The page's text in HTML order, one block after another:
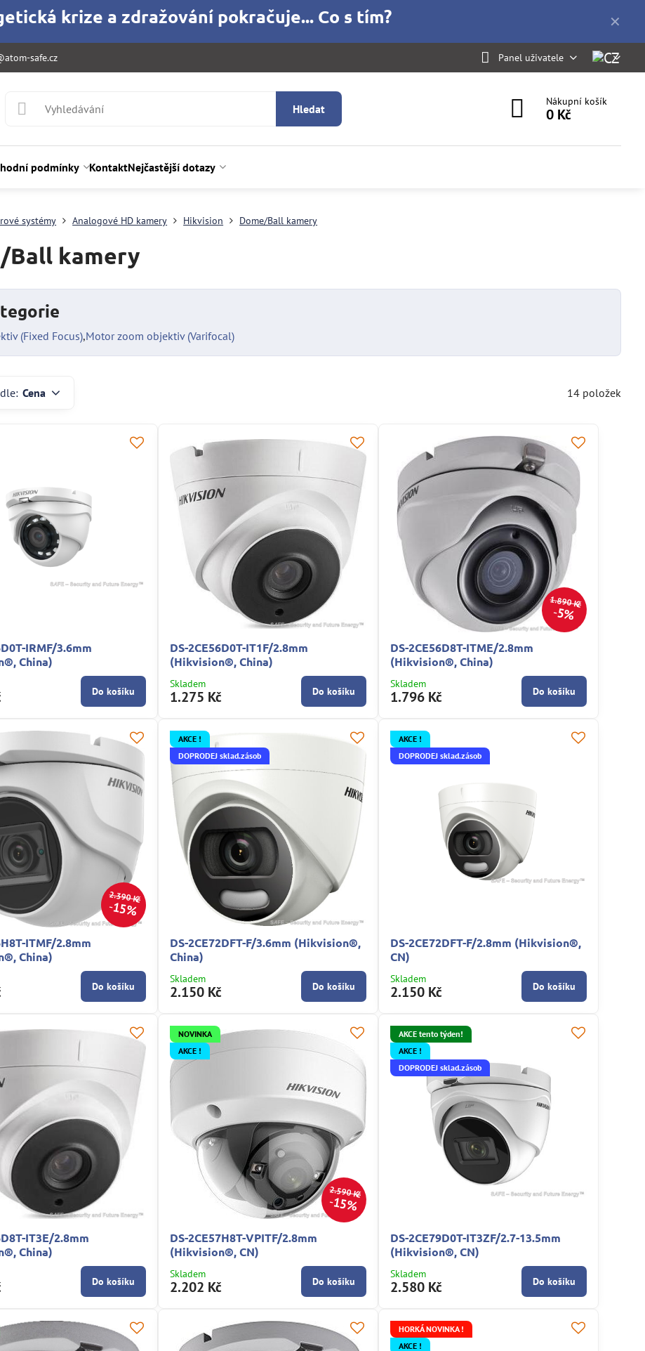
✕
krize a zdražování pokračuje... Co s tím?
safe.cz Panel uživatele
Hledat
Nákupní košík
0 Kč
podmínky KontaktNejčastější dotazy
systémy Analogové HD kamery Hikvision Dome/Ball kamery
Ball kamery
(Fixed Focus) Motor zoom objektiv (Varifocal)
Cena 14 položek
IRMF/3.6mm
China)
Do košíku
DS-2CE56D0T-IT1F/2.8mm
(Hikvision®, China)
Skladem
1.275 Kč Do košíku
1.890 Kč
5%
DS-2CE56D8T-ITME/2.8mm
(Hikvision®, China)
Skladem
1.796 Kč Do košíku
2.390 Kč
15%
ITMF/2.8mm
China)
Do košíku
AKCE !
DOPRODEJ sklad.zásob
DS-2CE72DFT-F/3.6mm (Hikvision®,
China)
Skladem
2.150 Kč Do košíku
AKCE !
DOPRODEJ sklad.zásob
DS-2CE72DFT-F/2.8mm (Hikvision®,
CN)
Skladem
2.150 Kč Do košíku
IT3E/2.8mm
China)
Do košíku
2.590 Kč
15%
NOVINKA
AKCE !
DS-2CE57H8T-VPITF/2.8mm
(Hikvision®, CN)
Skladem
2.202 Kč Do košíku
AKCE tento týden!
AKCE !
DOPRODEJ sklad.zásob
DS-2CE79D0T-IT3ZF/2.7-13.5mm
(Hikvision®, CN)
Skladem
2.580 Kč Do košíku
HORKÁ NOVINKA !
AKCE !